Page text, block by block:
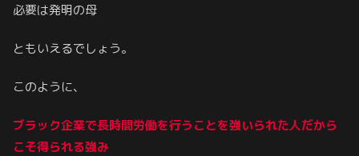
必要は発明の母
ともいえるでしょう。
このように、
ブラック企業で長時間労働を行うことを強いられた人だから
こそ得られる強み